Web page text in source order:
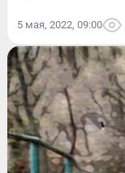
5 мая, 2022, 09:00